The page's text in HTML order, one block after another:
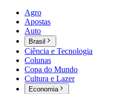
Agro
Apostas
Auto
Brasil
Ciência e Tecnologia
Colunas
Copa do Mundo
Cultura e Lazer
Economia